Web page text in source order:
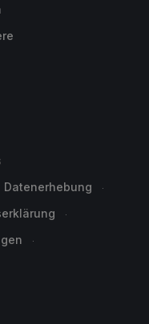
Datenerhebung